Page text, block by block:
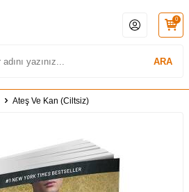
ARA
0
Ateş Ve Kan (Ciltsiz)